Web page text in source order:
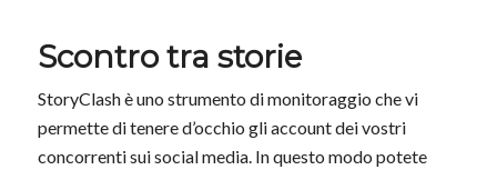
Scontro tra storie
StoryClash è uno strumento di monitoraggio che vi
permette di tenere d’occhio gli account dei vostri
concorrenti sui social media. In questo modo potete